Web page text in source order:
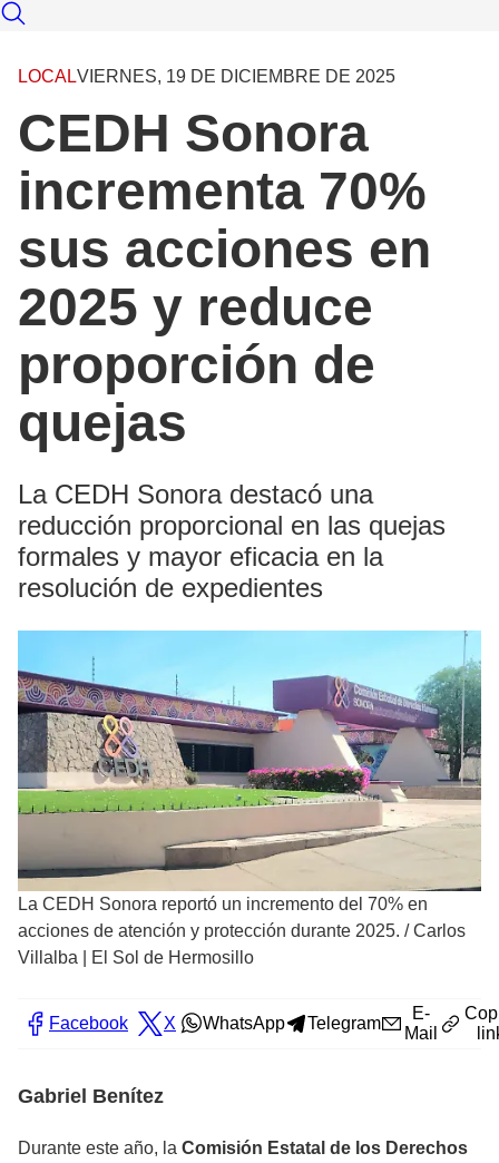
LOCALVIERNES, 19 DE DICIEMBRE DE 2025
CEDH Sonora
incrementa 70%
sus acciones en
2025 y reduce
proporción de
quejas
La CEDH Sonora destacó una
reducción proporcional en las quejas
formales y mayor eficacia en la
resolución de expedientes
La CEDH Sonora reportó un incremento del 70% en
acciones de atención y protección durante 2025. /Carlos
Villalba | El Sol de Hermosillo
Facebook X WhatsApp Telegram
E-
Mail
Gabriel Benítez
Durante este año, la Comisión Estatal de los Derechos